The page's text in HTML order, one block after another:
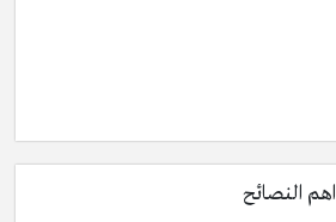
النصائح